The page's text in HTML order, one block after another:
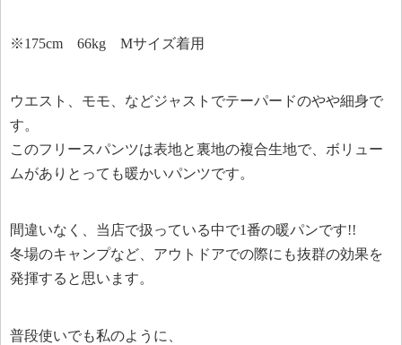
※175cm 66kg Mサイズ着用
ウエスト、モモ、などジャストでテーパードのやや細身で
す。
このフリースパンツは表地と裏地の複合生地で、ボリュー
ムがありとっても暖かいパンツです。
間違いなく、当店で扱っている中で1番の暖パンです!!
冬場のキャンプなど、アウトドアでの際にも抜群の効果を
発揮すると思います。
普段使いでも私のように、